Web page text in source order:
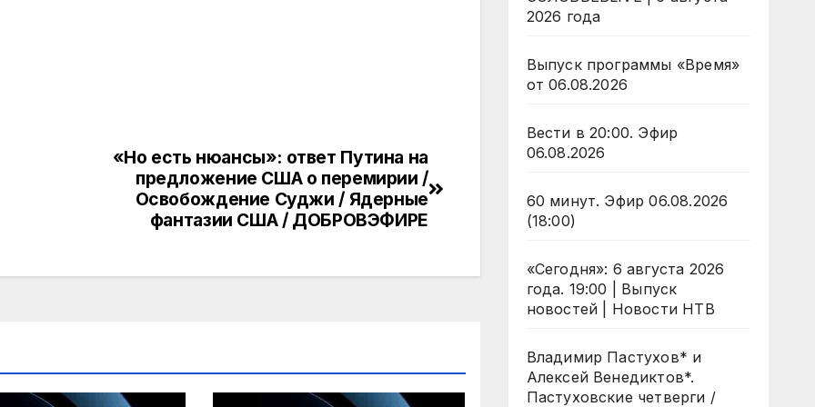
«Но есть нюансы»: ответ Путина на
предложение США о перемирии /
Освобождение Суджи / Ядерные
фантазии США / ДОБРОВЭФИРЕ
2026 года
Выпуск программы «Время»
от 06.08.2026
Вести в 20:00. Эфир
06.08.2026
60 минут. Эфир 06.08.2026
(18:00)
«Сегодня»: 6 августа 2026
года. 19:00 | Выпуск
новостей | Новости НТВ
Владимир Пастухов* и
Алексей Венедиктов*.
Пастуховские четверги /